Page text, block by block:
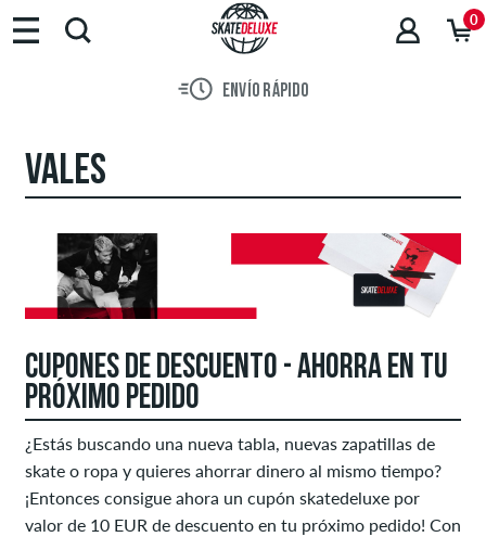
0
ENVÍO RÁPIDO
VALES
CUPONES DE DESCUENTO - AHORRA EN TU
PRÓXIMO PEDIDO
¿Estás buscando una nueva tabla, nuevas zapatillas de
skate o ropa y quieres ahorrar dinero al mismo tiempo?
¡Entonces consigue ahora un cupón skatedeluxe por
valor de 10 EUR de descuento en tu próximo pedido! Con